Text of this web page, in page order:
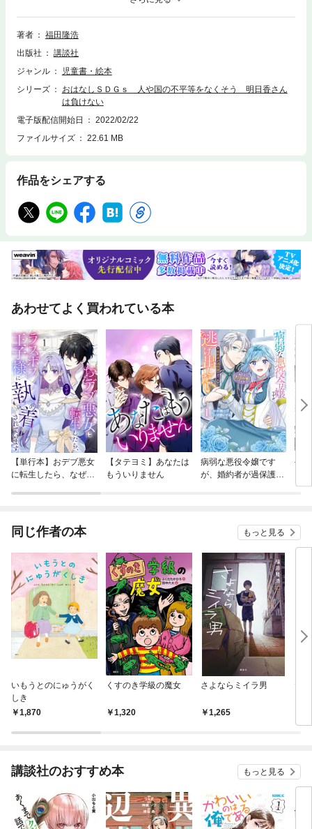
支援」や「ジョブコーチ」などの仕事を知ることに。【シリーズ「おはな
しＳＤＧｓ」の特色】・各児童文学賞受賞作家やベストセラー作家など、
現代を代表する一流童話作家の書き下ろし作品です。「物語の楽しさ」を
しむことができます。・実力のあるイラストレーターによる挿絵が多数掲
載され、確実に物語を読み通す手助けとなります。・各巻とも、ＳＤＧｓ
してその目標に向かわなくてはならない理由が自然と理解できるストーリ
ーが展開されます。・本文中に、物語とリンクさせるかたちで、関連する
図表、グラフ、年表などが入ります。さらに、各巻の巻末で、テーマとし
としても使用できます。・ＳＤＧｓ全体について解説する「総論編」も刊
す。・80ページ（一部カラー）。朝読書にもぴったりのボリュームです。
（那須田淳）／貧困をなくそう（安田夏菜）／ジェンダー平等を実現しよ
う（戸森しるこ）／安全な水とトイレを世界中に（石崎洋司）／エネルギ
う（佐藤まどか）／陸の豊かさも守ろう（吉野万理子）／平和と公正をす
べての人に（小手鞠るい）
著者
福田隆浩
出版社
講談社
ジャンル
児童書・絵本
シリーズ
おはなしＳＤＧｓ 人や国の不平等をなくそう 明日香さん
は負けない
電子版配信開始日
2022/02/22
ファイルサイズ
22.61 MB
作品をシェアする
あわせてよく買われている本
【単行本】おデブ悪女
に転生したら、なぜか
【タテヨミ】あなたは
もういりません
病弱な悪役令嬢です
が、婚約者が過保護す
公
同じ作者の本 もっと見る
いもうとのにゅうがく
しき
1,870
くすのき学級の魔女
1,320
さよならミイラ男
1,265
た
講談社のおすすめ本 もっと見る